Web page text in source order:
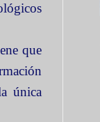
que
única